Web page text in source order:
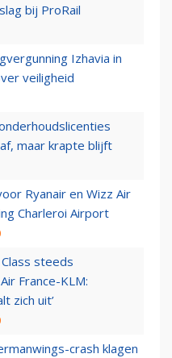
bij ProRail
Izhavia in
veiligheid
maar krapte blijft
Ryanair en Wizz Air
Charleroi Airport
steeds
France-KLM:
zich uit’
crash klagen